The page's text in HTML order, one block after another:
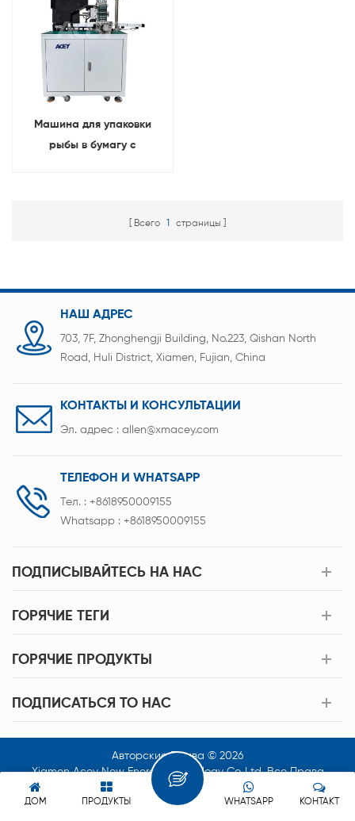
Машина для упаковки
рыбы в бумагу с
21700, 26650, 32650, 32700
Всего 1 страницы
НАШ АДРЕС
703, 7F, Zhonghengji Building, No.223, Qishan North
Road, Huli District, Xiamen, Fujian, China
КОНТАКТЫ И КОНСУЛЬТАЦИИ
Эл. адрес : allen@xmacey.com
ТЕЛЕФОН И WHATSAPP
Тел. : +8618950009155
Whatsapp : +8618950009155
ПОДПИСЫВАЙТЕСЬ НА НАС
ГОРЯЧИЕ ТЕГИ
ГОРЯЧИЕ ПРОДУКТЫ
ПОДПИСАТЬСЯ TO НАС
Авторские Права © 2026
Xiamen Acey New Energy Technology Co.,Ltd. Все Права
Защищены.
ДОМ ПРОДУКТЫ КОНТАКТ
WHATSAPP